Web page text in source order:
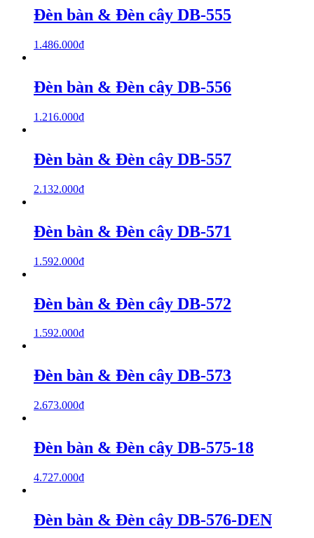
Đèn bàn & Đèn cây DB-555
1.486.000₫
Đèn bàn & Đèn cây DB-556
1.216.000₫
Đèn bàn & Đèn cây DB-557
2.132.000₫
Đèn bàn & Đèn cây DB-571
1.592.000₫
Đèn bàn & Đèn cây DB-572
1.592.000₫
Đèn bàn & Đèn cây DB-573
2.673.000₫
Đèn bàn & Đèn cây DB-575-18
4.727.000₫
Đèn bàn & Đèn cây DB-576-DEN